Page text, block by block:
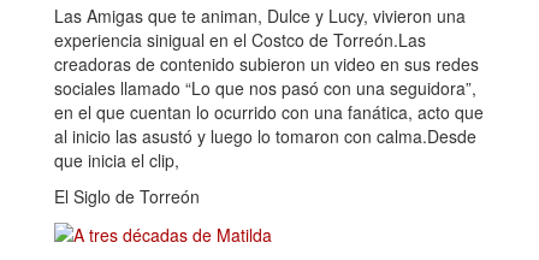
Las Amigas que te animan, Dulce y Lucy, vivieron una
experiencia sinigual en el Costco de Torreón.Las
creadoras de contenido subieron un video en sus redes
sociales llamado “Lo que nos pasó con una seguidora”,
en el que cuentan lo ocurrido con una fanática, acto que
al inicio las asustó y luego lo tomaron con calma.Desde
que inicia el clip,
El Siglo de Torreón